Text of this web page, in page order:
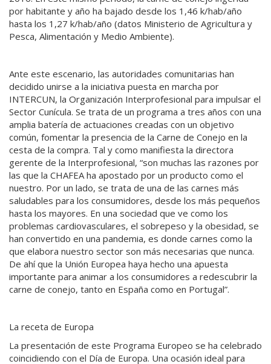
por habitante y año ha bajado desde los 1,46 k/hab/año
hasta los 1,27 k/hab/año (datos Ministerio de Agricultura y
Pesca, Alimentación y Medio Ambiente).
Ante este escenario, las autoridades comunitarias han
decidido unirse a la iniciativa puesta en marcha por
INTERCUN, la Organización Interprofesional para impulsar el
Sector Cunícula. Se trata de un programa a tres años con una
amplia batería de actuaciones creadas con un objetivo
común, fomentar la presencia de la Carne de Conejo en la
cesta de la compra. Tal y como manifiesta la directora
gerente de la Interprofesional, “son muchas las razones por
las que la CHAFEA ha apostado por un producto como el
nuestro. Por un lado, se trata de una de las carnes más
saludables para los consumidores, desde los más pequeños
hasta los mayores. En una sociedad que ve como los
problemas cardiovasculares, el sobrepeso y la obesidad, se
han convertido en una pandemia, es donde carnes como la
que elabora nuestro sector son más necesarias que nunca.
De ahí que la Unión Europea haya hecho una apuesta
importante para animar a los consumidores a redescubrir la
carne de conejo, tanto en España como en Portugal”.
La receta de Europa
La presentación de este Programa Europeo se ha celebrado
coincidiendo con el Día de Europa. Una ocasión ideal para